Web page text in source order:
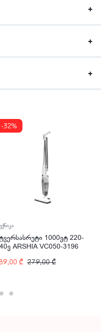
-32%
1000ვტ 220-
ARSHIA VC050-3196
₾ 279,00₾